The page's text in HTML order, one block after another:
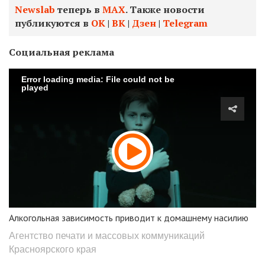
Newslab теперь в МАХ. Также новости
публикуются в ОК| ВК| Дзен| Telegram
Социальная реклама
Error loading media: File could not be
played
Алкогольная зависимость приводит к домашнему насилию
Агентство печати и массовых коммуникаций
Красноярского края